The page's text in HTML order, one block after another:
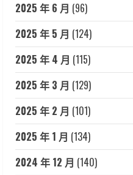
2025 年 6 月 (96)
2025 年 5 月 (124)
2025 年 4 月 (115)
2025 年 3 月 (129)
2025 年 2 月 (101)
2025 年 1 月 (134)
2024 年 12 月 (140)